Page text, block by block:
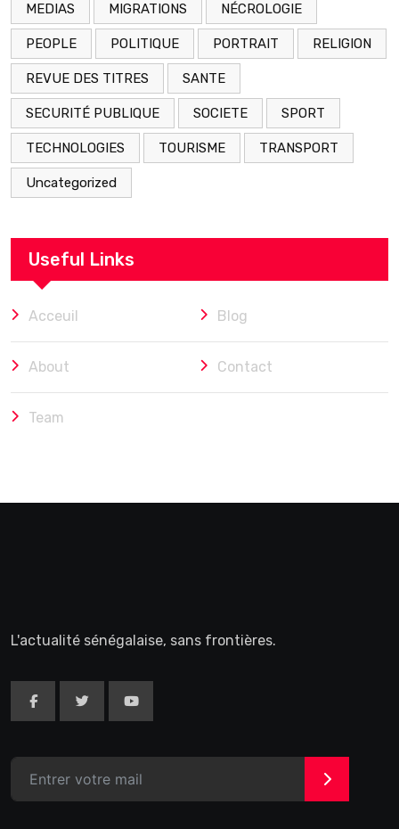
MEDIAS MIGRATIONS NÉCROLOGIE
PEOPLE POLITIQUE PORTRAIT RELIGION
REVUE DES TITRES SANTE
SECURITÉ PUBLIQUE SOCIETE SPORT
TECHNOLOGIES TOURISME TRANSPORT
Uncategorized
Useful Links
Acceuil Blog
About Contact
Team
L'actualité sénégalaise, sans frontières.
>